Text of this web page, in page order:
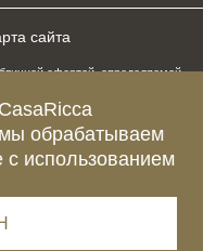
обрабатываем
использованием
сайта
офертой, определяемой
Для получения актуальной и
поставки просьба
телефонам
КОМ. 81 Г.МОСКВА, ВН.ТЕР.